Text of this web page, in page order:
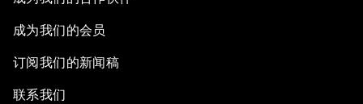
成为我们的会员
订阅我们的新闻稿
联系我们